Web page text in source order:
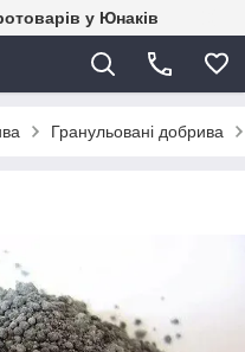
у Юнаків
Гранульовані добрива